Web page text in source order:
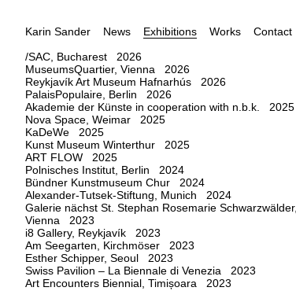
Karin Sander News Exhibitions Works
Contact
/SAC, Bucharest 2026
MuseumsQuartier, Vienna 2026
Reykjavík Art Museum Hafnarhús 2026
PalaisPopulaire, Berlin 2026
Akademie der Künste in cooperation with n.b.k. 2025
Nova Space, Weimar 2025
KaDeWe 2025
Kunst Museum Winterthur 2025
ART FLOW 2025
Polnisches Institut, Berlin 2024
Bündner Kunstmuseum Chur 2024
Alexander-Tutsek-Stiftung, Munich 2024
Galerie nächst St. Stephan Rosemarie Schwarzwälder,
Vienna 2023
i8 Gallery, Reykjavík 2023
Am Seegarten, Kirchmöser 2023
Esther Schipper, Seoul 2023
Swiss Pavilion – La Biennale di Venezia 2023
Art Encounters Biennial, Timișoara 2023